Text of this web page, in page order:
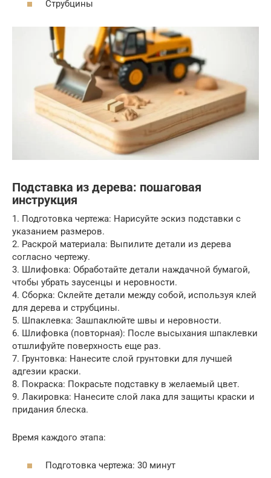
Струбцины
Подставка из дерева: пошаговая
инструкция
1. Подготовка чертежа: Нарисуйте эскиз подставки с
указанием размеров.
2. Раскрой материала: Выпилите детали из дерева
согласно чертежу.
3. Шлифовка: Обработайте детали наждачной бумагой,
чтобы убрать заусенцы и неровности.
4. Сборка: Склейте детали между собой, используя клей
для дерева и струбцины.
5. Шпаклевка: Зашпаклюйте швы и неровности.
6. Шлифовка (повторная): После высыхания шпаклевки
отшлифуйте поверхность еще раз.
7. Грунтовка: Нанесите слой грунтовки для лучшей
адгезии краски.
8. Покраска: Покрасьте подставку в желаемый цвет.
9. Лакировка: Нанесите слой лака для защиты краски и
придания блеска.
Время каждого этапа:
Подготовка чертежа: 30 минут